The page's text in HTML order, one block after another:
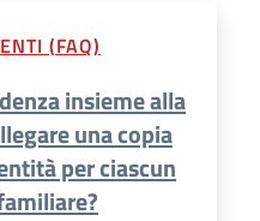
(FAQ)
insieme alla
una copia
per ciascun